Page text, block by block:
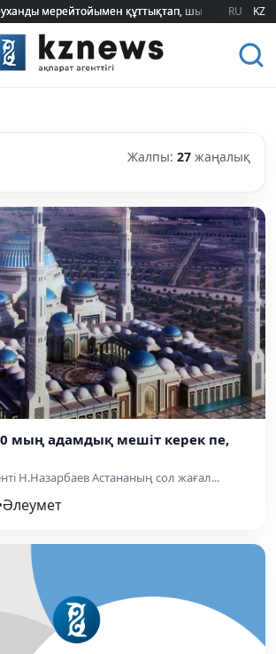
мерейтойымен құттықтап, шығармашылық
мерейтойымен құттықтап, шығармашылық
RU KZ
Жалпы: 27 жаңалық
мың адамдық мешіт керек пе,
Н.Назарбаев Астананың сол жағал...
Әлеумет